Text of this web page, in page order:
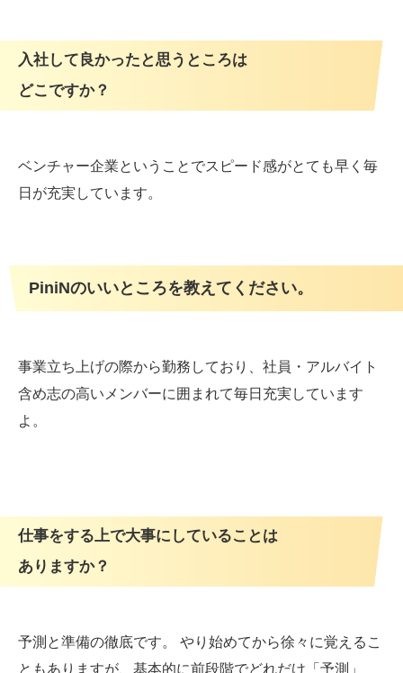
入社して良かったと思うところは
どこですか？
ベンチャー企業ということでスピード感がとても早く毎
日が充実しています。
PiniNのいいところを教えてください。
事業立ち上げの際から勤務しており、社員・アルバイト
含め志の高いメンバーに囲まれて毎日充実しています
よ。
仕事をする上で大事にしていることは
ありますか？
予測と準備の徹底です。 やり始めてから徐々に覚えるこ
ともありますが、基本的に前段階でどれだけ「予測」